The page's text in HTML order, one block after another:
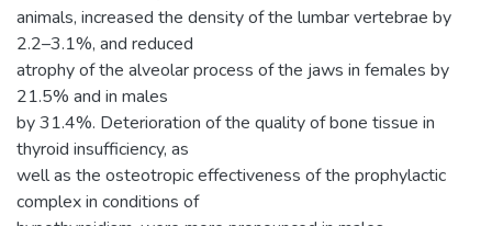
animals, increased the density of the lumbar vertebrae by
2.2–3.1%, and reduced
atrophy of the alveolar process of the jaws in females by
21.5% and in males
by 31.4%. Deterioration of the quality of bone tissue in
thyroid insufficiency, as
well as the osteotropic effectiveness of the prophylactic
complex in conditions of